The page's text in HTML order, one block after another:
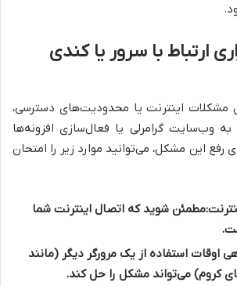
ارتباط با سرور یا کندی
مشکلات اینترنت یا محدودیت‌های دسترسی،
وب‌سایت گرامرلی یا فعال‌سازی افزونه‌ها
رفع این مشکل، می‌توانید موارد زیر را امتحان
مطمئن شوید که اتصال اینترنت شما
اوقات استفاده از یک مرورگر دیگر (مانند
کروم) می‌تواند مشکل را حل کند.